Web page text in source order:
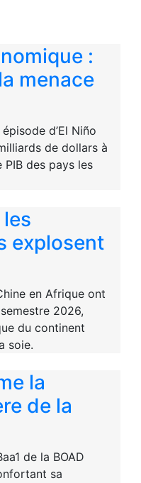
:
menace
d’El Niño
de dollars à
PIB des pays les
explosent
en Afrique ont
2026,
du continent
soie.
la
de la
de la BOAD
sa